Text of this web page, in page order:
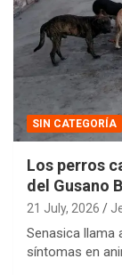
SIN CATEGORÍA
Los perros
del Gusano
21 July, 2026
Senasica llama
síntomas en